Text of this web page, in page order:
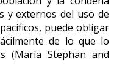
y externos del uso de
puede obligar
de lo que lo
(María Stephan and